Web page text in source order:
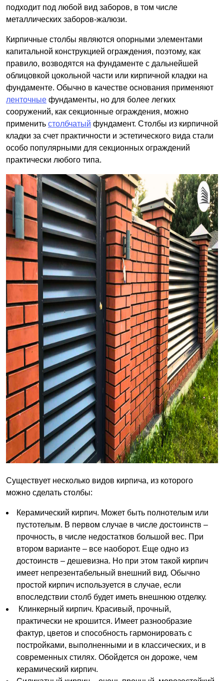
подходит под любой вид заборов, в том числе
металлических заборов-жалюзи.
Кирпичные столбы являются опорными элементами
капитальной конструкцией ограждения, поэтому, как
правило, возводятся на фундаменте с дальнейшей
облицовкой цокольной части или кирпичной кладки на
фундаменте. Обычно в качестве основания применяют
ленточные фундаменты, но для более легких
сооружений, как секционные ограждения, можно
применить столбчатый фундамент. Столбы из кирпичной
кладки за счет практичности и эстетического вида стали
особо популярными для секционных ограждений
практически любого типа.
Существует несколько видов кирпича, из которого
можно сделать столбы:
Керамический кирпич. Может быть полнотелым или
пустотелым. В первом случае в числе достоинств –
прочность, в числе недостатков большой вес. При
втором варианте – все наоборот. Еще одно из
достоинств – дешевизна. Но при этом такой кирпич
имеет непрезентабельный внешний вид. Обычно
простой кирпич используется в случае, если
впоследствии столб будет иметь внешнюю отделку.
Клинкерный кирпич. Красивый, прочный,
практически не крошится. Имеет разнообразие
фактур, цветов и способность гармонировать с
постройками, выполненными и в классических, и в
современных стилях. Обойдется он дороже, чем
керамический кирпич.